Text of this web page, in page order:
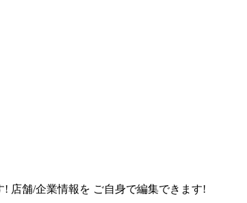
! 店舗/企業情報を ご自身で編集できます!